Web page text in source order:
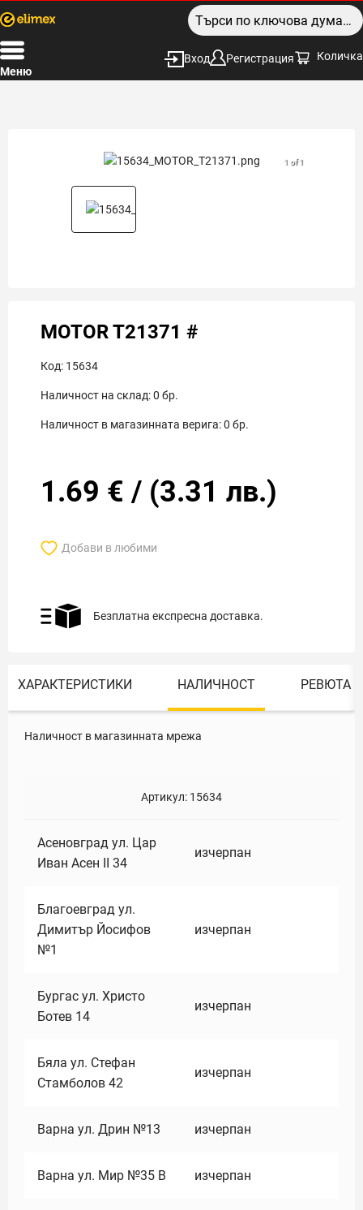
Меню
Вход Регистрация Количка
1 of 1
MOTOR T21371 #
Код: 15634
Наличност на склад:0 бр.
Наличност в магазинната верига:0 бр.
1.69 € / (3.31 лв.)
Добави в любими
Безплатна експресна доставка.
ХАРАКТЕРИСТИКИ НАЛИЧНОСТ РЕВЮТА
Наличност в магазинната мрежа
Артикул: 15634
Асеновград ул. Цар
Иван Асен II 34
изчерпан
Благоевград ул.
Димитър Йосифов
№1
изчерпан
Бургас ул. Христо
Ботев 14
изчерпан
Бяла ул. Стефан
Стамболов 42
изчерпан
Варна ул. Дрин №13 изчерпан
Варна ул. Мир №35 В изчерпан